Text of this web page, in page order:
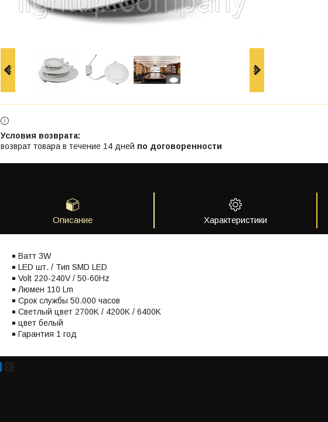
возврат товара в течение 14 дней по договоренности
Описание Характеристики
Bатт 3W
LED шт. / Тип SMD LED
Volt 220-240V / 50-60Hz
Люмен 110 Lm
Срок службы 50.000 часов
Светлый цвет 2700K / 4200K / 6400K
цвет белый
Гарантия 1 год